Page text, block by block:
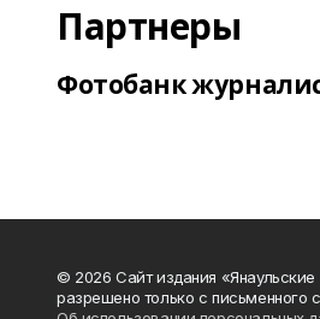
Партнеры
Фотобанк
© 2026 Сайт издания
разрешено только с письменного